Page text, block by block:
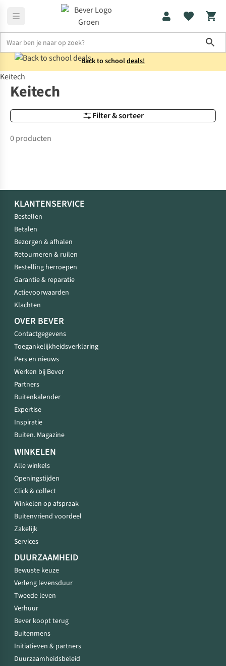
Back to schooldeals!
Merken Keitech
Keitech
Filter & sorteer
Keitech
0 producten
KLANTENSERVICE
Bestellen
Betalen
Bezorgen & afhalen
Retourneren & ruilen
Bestelling herroepen
Garantie & reparatie
Actievoorwaarden
Klachten
OVER BEVER
Contactgegevens
Toegankelijkheidsverklaring
Pers en nieuws
Werken bij Bever
Partners
Buitenkalender
Expertise
Inspiratie
Buiten. Magazine
WINKELEN
Alle winkels
Openingstijden
Click & collect
Winkelen op afspraak
Buitenvriend voordeel
Zakelijk
Services
DUURZAAMHEID
Bewuste keuze
Verleng levensduur
Tweede leven
Verhuur
Bever koopt terug
Buitenmens
Initiatieven & partners
Duurzaamheidsbeleid